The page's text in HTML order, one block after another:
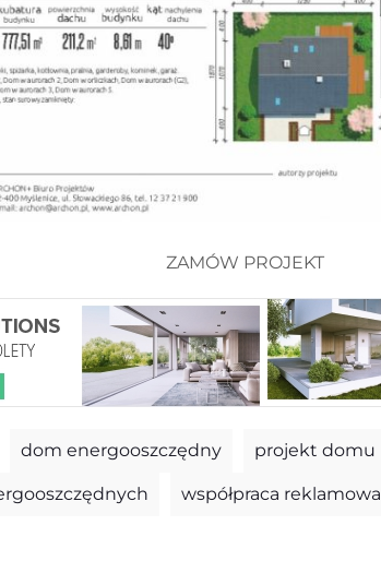
ZAMÓW PROJEKT
dom energooszczędny projekt domu
współpraca reklamowa